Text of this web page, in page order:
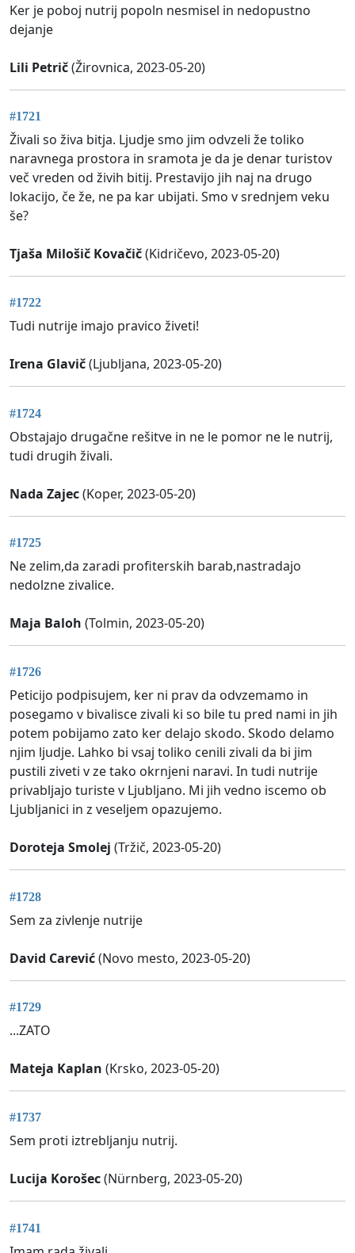
Ker je poboj nutrij popoln nesmisel in nedopustno
dejanje
Lili Petrič(Žirovnica, 2023-05-20)
#1721
Živali so živa bitja. Ljudje smo jim odvzeli že toliko
naravnega prostora in sramota je da je denar turistov
več vreden od živih bitij. Prestavijo jih naj na drugo
lokacijo, če že, ne pa kar ubijati. Smo v srednjem veku
še?
Tjaša Milošič Kovačič(Kidričevo, 2023-05-20)
#1722
Tudi nutrije imajo pravico živeti!
Irena Glavič(Ljubljana, 2023-05-20)
#1724
Obstajajo drugačne rešitve in ne le pomor ne le nutrij,
tudi drugih živali.
Nada Zajec(Koper, 2023-05-20)
#1725
Ne zelim,da zaradi profiterskih barab,nastradajo
nedolzne zivalice.
Maja Baloh (Tolmin, 2023-05-20)
#1726
Peticijo podpisujem, ker ni prav da odvzemamo in
posegamo v bivalisce zivali ki so bile tu pred nami in jih
potem pobijamo zato ker delajo skodo. Skodo delamo
njim ljudje. Lahko bi vsaj toliko cenili zivali da bi jim
pustili ziveti v ze tako okrnjeni naravi. In tudi nutrije
privabljajo turiste v Ljubljano. Mi jih vedno iscemo ob
Ljubljanici in z veseljem opazujemo.
Doroteja Smolej (Tržič, 2023-05-20)
#1728
Sem za zivlenje nutrije
David Carević(Novo mesto, 2023-05-20)
#1729
...ZATO
Mateja Kaplan (Krsko, 2023-05-20)
#1737
Sem proti iztrebljanju nutrij.
Lucija Korošec(Nürnberg, 2023-05-20)
#1741